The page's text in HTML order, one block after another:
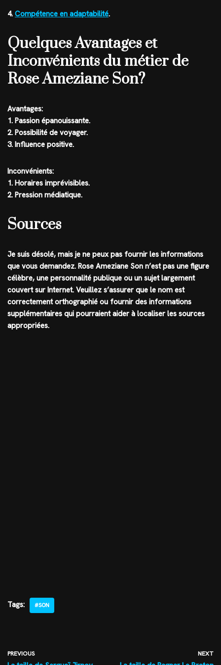
4. Compétence en adaptabilité.
Quelques Avantages et
Inconvénients du métier de
Rose Ameziane Son?
Avantages:
1. Passion épanouissante.
2. Possibilité de voyager.
3. Influence positive.
Inconvénients:
1. Horaires imprévisibles.
2. Pression médiatique.
Sources
Je suis désolé, mais je ne peux pas fournir les informations
que vous demandez. Rose Ameziane Son n’est pas une figure
célèbre, une personnalité publique ou un sujet largement
couvert sur Internet. Veuillez s’assurer que le nom est
correctement orthographié ou fournir des informations
supplémentaires qui pourraient aider à localiser les sources
appropriées.
Tags: #SON
PREVIOUS NEXT